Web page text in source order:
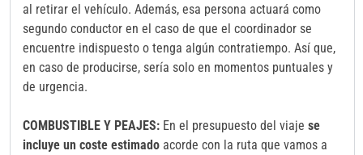
al retirar el vehículo. Además, esa persona actuará como
segundo conductor en el caso de que el coordinador se
encuentre indispuesto o tenga algún contratiempo. Así que,
en caso de producirse, sería solo en momentos puntuales y
de urgencia.
COMBUSTIBLE Y PEAJES: En el presupuesto del viaje se
incluye un coste estimado acorde con la ruta que vamos a